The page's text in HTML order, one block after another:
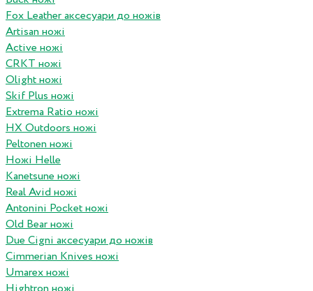
Fox Leather аксесуари до ножів
Artisan ножі
Active ножі
CRKT ножі
Olight ножі
Skif Plus ножі
Extrema Ratio ножі
HX Outdoors ножі
Peltonen ножі
Ножі Helle
Kanetsune ножі
Real Avid ножі
Antonini Pocket ножі
Old Bear ножі
Due Cigni аксесуари до ножів
Cimmerian Knives ножі
Umarex ножі